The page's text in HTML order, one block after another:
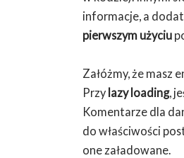
informacje, a
pierwszym użyciu
Załóżmy, że masz
Przy lazy loading,
Komentarze dla
do właściwości
one załadowane.